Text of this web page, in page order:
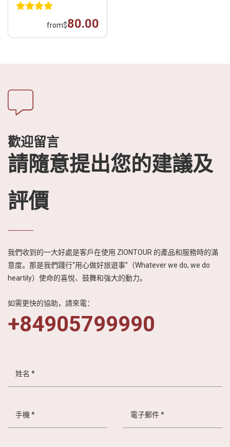
from$80.00
歡迎留言
請隨意提出您的建議及
評價
我們收到的一大好處是客戶在使用 ZIONTOUR 的產品和服務時的滿
意度。那是我們踐行“用心做好旅遊事”（Whatever we do, we do
heartily）使命的喜悅、鼓舞和強大的動力。
如需更快的協助，請來電：
+84905799990